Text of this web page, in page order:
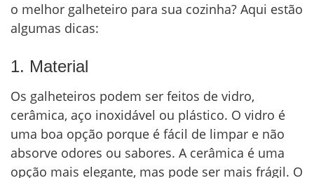
o melhor galheteiro para sua cozinha? Aqui estão
algumas dicas:
1. Material
Os galheteiros podem ser feitos de vidro,
cerâmica, aço inoxidável ou plástico. O vidro é
uma boa opção porque é fácil de limpar e não
absorve odores ou sabores. A cerâmica é uma
opção mais elegante, mas pode ser mais frágil. O